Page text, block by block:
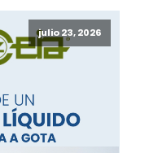
julio 23, 2026